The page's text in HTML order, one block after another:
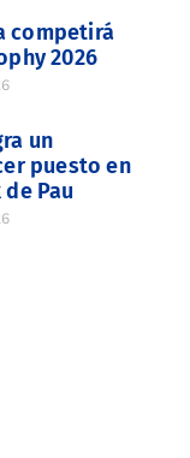
competirá
2026
un
puesto en
Pau